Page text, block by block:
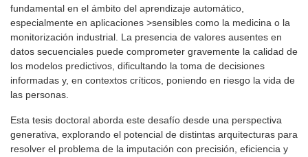
fundamental en el ámbito del aprendizaje automático,
especialmente en aplicaciones >sensibles como la medicina o la
monitorización industrial. La presencia de valores ausentes en
datos secuenciales puede comprometer gravemente la calidad de
los modelos predictivos, dificultando la toma de decisiones
informadas y, en contextos críticos, poniendo en riesgo la vida de
las personas.
Esta tesis doctoral aborda este desafío desde una perspectiva
generativa, explorando el potencial de distintas arquitecturas para
resolver el problema de la imputación con precisión, eficiencia y